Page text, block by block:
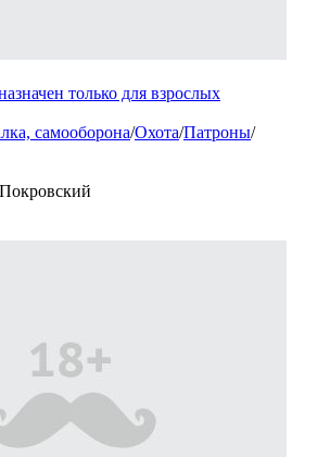
только для взрослых
самооборона/Охота/Патроны/